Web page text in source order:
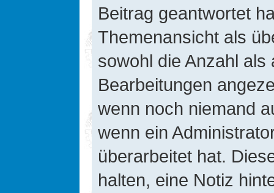
Beitrag geantwortet
Themenansicht als
sowohl die Anzahl
Bearbeitungen
wenn noch niemand
wenn ein
überarbeitet hat.
halten, eine Notiz